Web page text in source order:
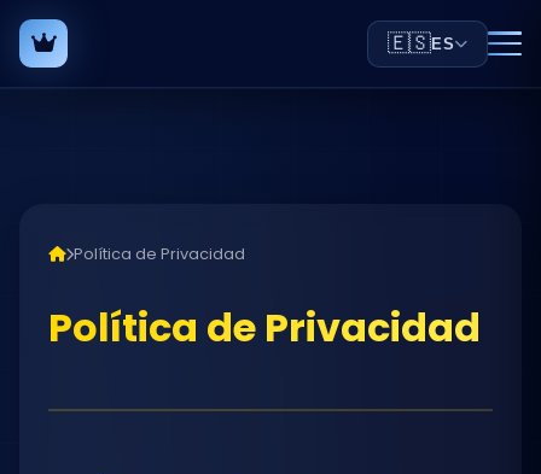
🇪🇸ES
Política de Privacidad
Política de Privacidad